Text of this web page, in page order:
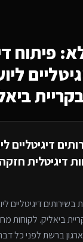
פיתוח
דיגיטליים
דיגיטלית חזקה
בשירותים דיגיטליים
ביאליק. לקוחות
ברשת לפני כל